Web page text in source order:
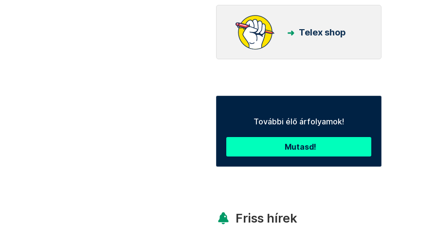
Telex shop
További élő árfolyamok!
Mutasd!
Friss hírek